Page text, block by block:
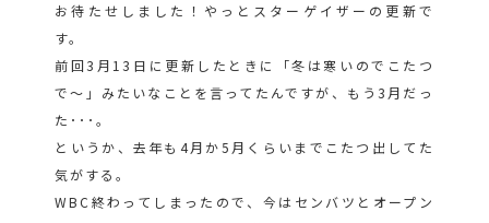
お待たせしました！やっとスターゲイザーの更新で
す。
前回3月13日に更新したときに「冬は寒いのでこたつ
で～」みたいなことを言ってたんですが、もう3月だっ
た･･･。
というか、去年も4月か5月くらいまでこたつ出してた
気がする。
WBC終わってしまったので、今はセンバツとオープン